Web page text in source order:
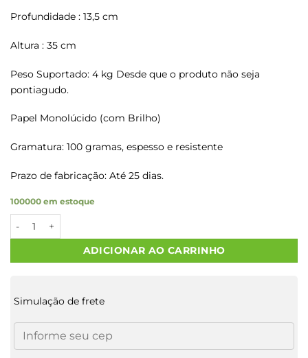
Profundidade : 13,5 cm
Altura : 35 cm
Peso Suportado: 4 kg Desde que o produto não seja
pontiagudo.
Papel Monolúcido (com Brilho)
Gramatura: 100 gramas, espesso e resistente
Prazo de fabricação: Até 25 dias.
100000 em estoque
ADICIONAR AO CARRINHO
Simulação de frete